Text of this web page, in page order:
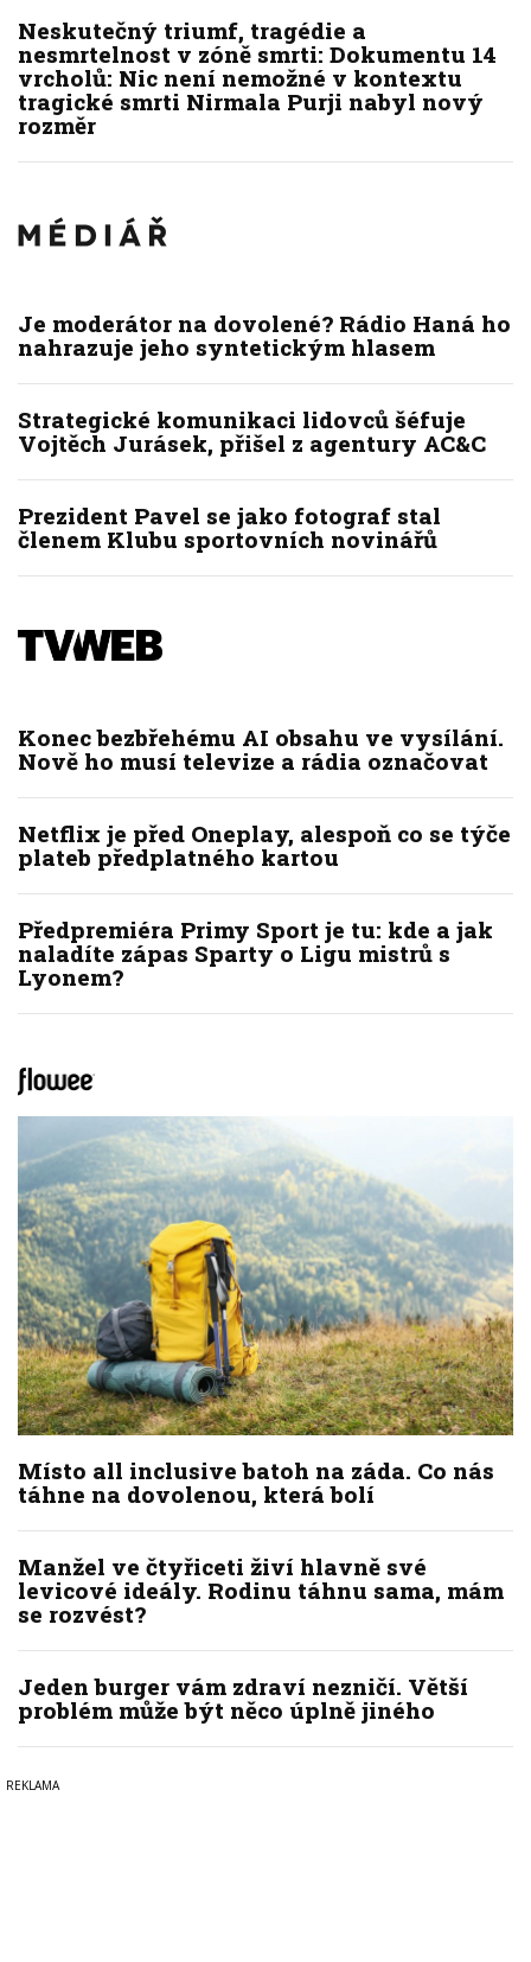
Neskutečný triumf, tragédie a
nesmrtelnost v zóně smrti: Dokumentu 14
vrcholů: Nic není nemožné v kontextu
tragické smrti Nirmala Purji nabyl nový
rozměr
Je moderátor na dovolené? Rádio Haná ho
nahrazuje jeho syntetickým hlasem
Strategické komunikaci lidovců šéfuje
Vojtěch Jurásek, přišel z agentury AC&C
Prezident Pavel se jako fotograf stal
členem Klubu sportovních novinářů
Konec bezbřehému AI obsahu ve vysílání.
Nově ho musí televize a rádia označovat
Netflix je před Oneplay, alespoň co se týče
plateb předplatného kartou
Předpremiéra Primy Sport je tu: kde a jak
naladíte zápas Sparty o Ligu mistrů s
Lyonem?
Místo all inclusive batoh na záda. Co nás
táhne na dovolenou, která bolí
Manžel ve čtyřiceti živí hlavně své
levicové ideály. Rodinu táhnu sama, mám
se rozvést?
Jeden burger vám zdraví nezničí. Větší
problém může být něco úplně jiného